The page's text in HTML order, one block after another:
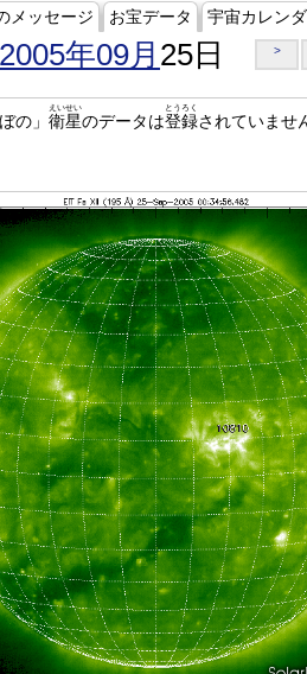
メッセージ お宝データ 宇宙カレン
2005年09月 25日 >
の」 衛星
えいせい
のデータは登録
とうろく
されていませ